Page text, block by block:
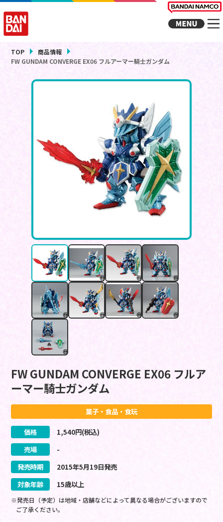
TOP
商品情報
FW GUNDAM CONVERGE EX06 フルアーマー騎士ガンダム
FW GUNDAM CONVERGE EX06 フルア
ーマー騎士ガンダム
菓子・食品・食玩
価格 1,540円(税込)
売場
-
発売時期
2015年5月19日発売
対象年齢
15歳以上
※発売日（予定）は地域・店舗などによって異なる場合がございますので
ご了承ください。